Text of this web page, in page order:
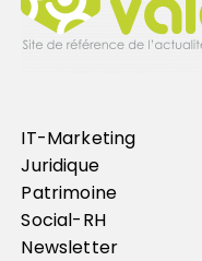
IT-Marketing
Juridique
Patrimoine
Social-RH
Newsletter